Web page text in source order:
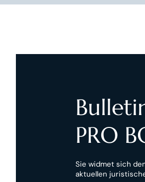
PRO
Sie widmet sich
aktuellen